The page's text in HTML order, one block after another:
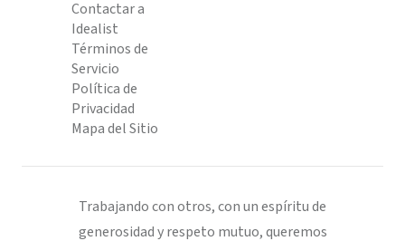
Contactar a
Idealist
Términos de
Servicio
Política de
Privacidad
Mapa del Sitio
Trabajando con otros, con un espíritu de
generosidad y respeto mutuo, queremos